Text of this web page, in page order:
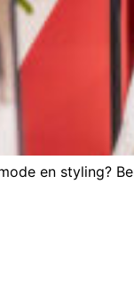
en styling?